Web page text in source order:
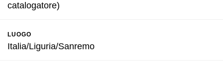
catalogatore)
LUOGO
Italia/Liguria/Sanremo